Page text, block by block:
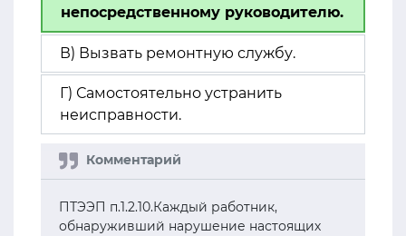
непосредственному руководителю.
В) Вызвать ремонтную службу.
Г) Самостоятельно устранить
неисправности.
ПТЭЭП п.1.2.10.Каждый работник,
обнаруживший нарушение настоящих